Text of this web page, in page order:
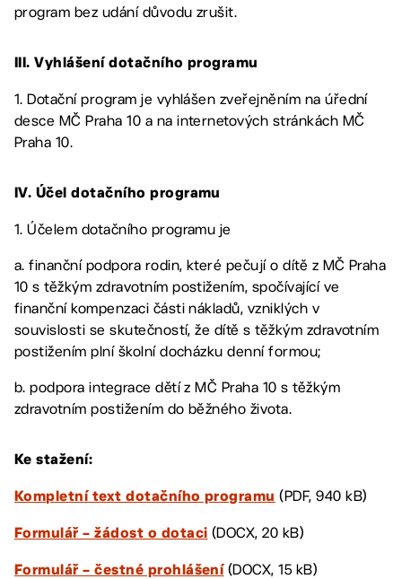
program bez udání důvodu zrušit.
III. Vyhlášení dotačního programu
1. Dotační program je vyhlášen zveřejněním na úřední
desce MČ Praha 10 a na internetových stránkách MČ
Praha 10.
IV. Účel dotačního programu
1. Účelem dotačního programu je
a. finanční podpora rodin, které pečují o dítě z MČ Praha
10 s těžkým zdravotním postižením, spočívající ve
finanční kompenzaci části nákladů, vzniklých v
souvislosti se skutečností, že dítě s těžkým zdravotním
postižením plní školní docházku denní formou;
b. podpora integrace dětí z MČ Praha 10 s těžkým
zdravotním postižením do běžného života.
Ke stažení:
Kompletní text dotačního programu (PDF, 940 kB)
Formulář – žádost o dotaci (DOCX, 20 kB)
Formulář – čestné prohlášení(DOCX, 15 kB)